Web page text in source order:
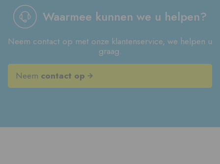
Waarmee kunnen we u helpen?
Neem contact op met onze klantenservice, we helpen u
graag.
Neem contact op